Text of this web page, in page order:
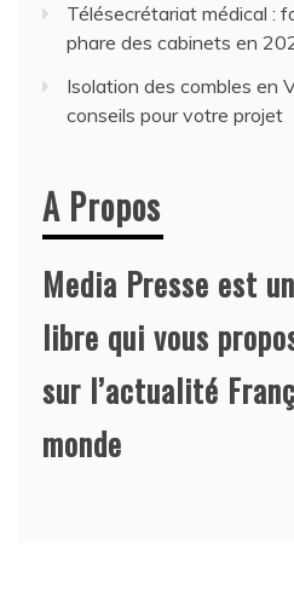
Télésecrétariat médical :
phare des cabinets en
Isolation des combles en
conseils pour votre projet
A Propos
Media Presse est
libre qui vous
sur l’actualité
monde